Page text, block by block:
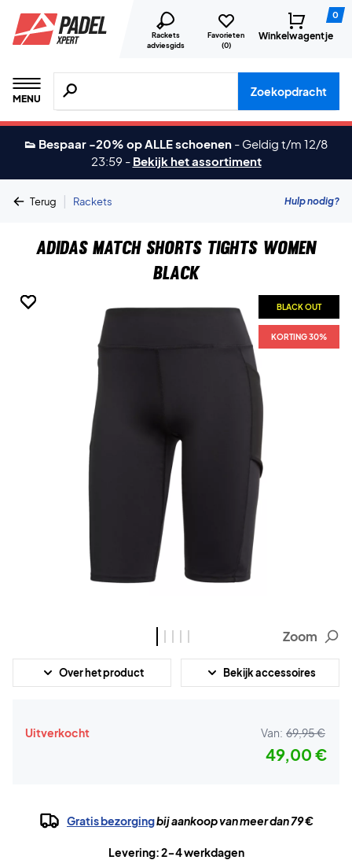
Rackets
adviesgids
Favorieten
(0)
0
Winkelwagentje
MENU
Zoeken naar producten, merken etc.
Zoekopdracht
👟 Bespaar -20% op ALLE schoenen - Geldig t/m 12/8
23:59 - Bekijk het assortiment
Terug | Rackets Hulp nodig?
Adidas Match Shorts Tights Women
Black
BLACK OUT
KORTING 30%
BLACK OUT
KORTING 30%
BLACK OUT
KORTING 30%
BLACK OUT
KORTING 30%
BLACK OUT
KORTING 30%
Zoom
Over het product Bekijk accessoires
Uitverkocht Van: 69,95 €
49,00 €
Gratis bezorgingbij aankoop van meer dan 79 €
Levering: 2-4 werkdagen